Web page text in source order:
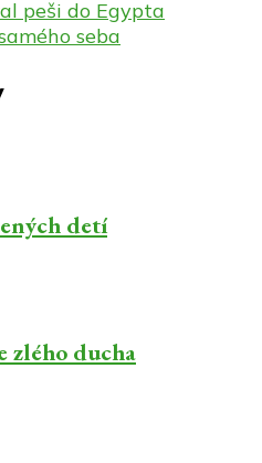
peši do Egypta
seba
detí
zlého ducha